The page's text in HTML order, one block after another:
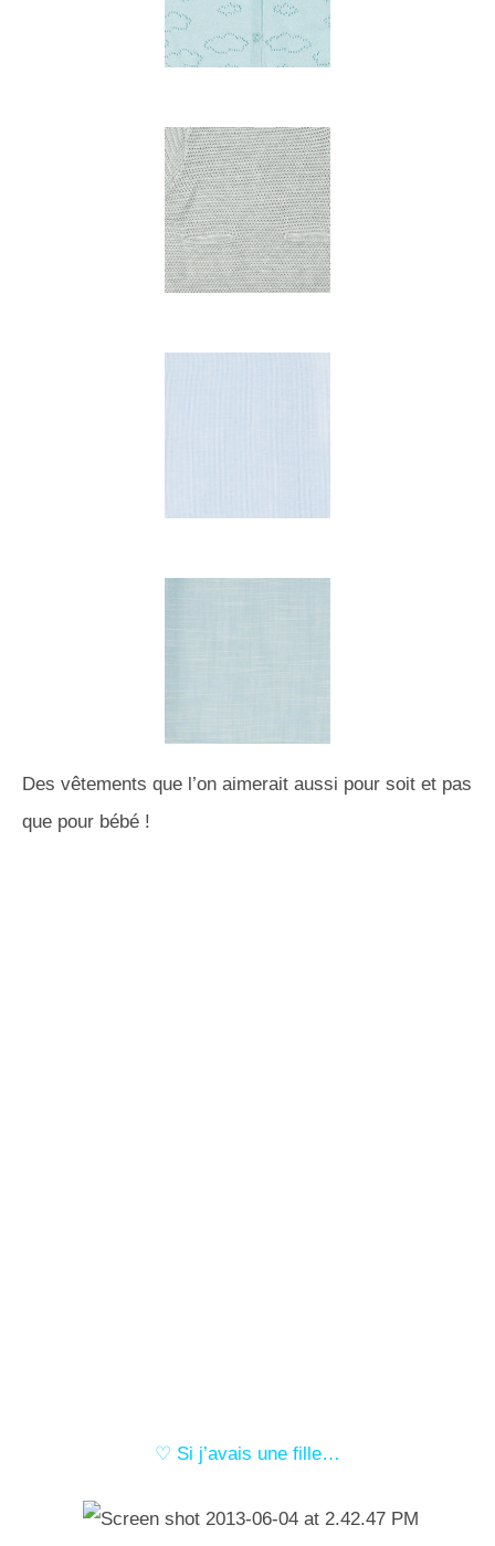
Des vêtements que l’on aimerait aussi pour soit et pas
que pour bébé !
♡ Si j’avais une fille…